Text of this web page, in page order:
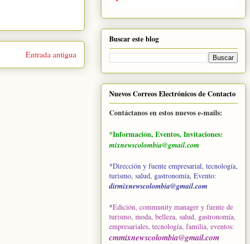
Entrada antigua
Buscar este blog
Nuevos Correos Electrónicos de Contacto
Contáctanos en estos nuevos e-mails:
*Información, Eventos, Invitaciones:
mixnewscolombia@gmail.com
*Dirección y fuente empresarial, tecnología,
turismo, salud, gastronomía, Evento:
dirmixnewscolombia@gmail.com
*Edición, community manager y fuente de
turismo, moda, belleza, salud, gastronomía,
empresariales, tecnología, familia, eventos:
cmmixnewscolombia@gmail.com